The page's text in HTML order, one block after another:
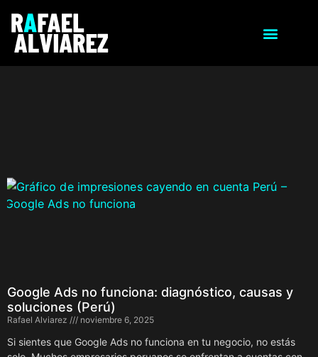
Google Ads no funciona: diagnóstico, causas y
soluciones (Perú)
Rafael Alviarez noviembre 6, 2025
Si sientes que Google Ads no funciona en tu negocio, no estás